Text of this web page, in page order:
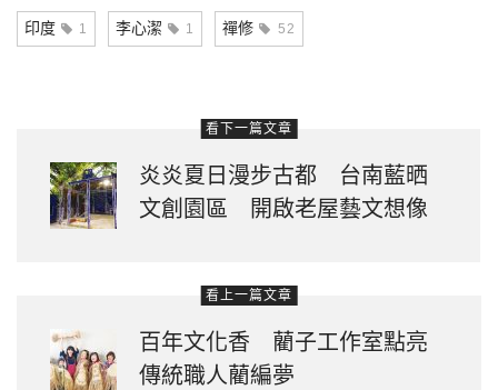
印度 1 李心潔 1 禪修 52
看下一篇文章
炎炎夏日漫步古都 台南藍晒
文創園區 開啟老屋藝文想像
看上一篇文章
百年文化香 藺子工作室點亮
傳統職人藺編夢